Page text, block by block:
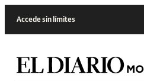
Accede sin límites